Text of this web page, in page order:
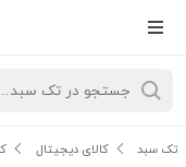
تک سبد کالای دیجیتال